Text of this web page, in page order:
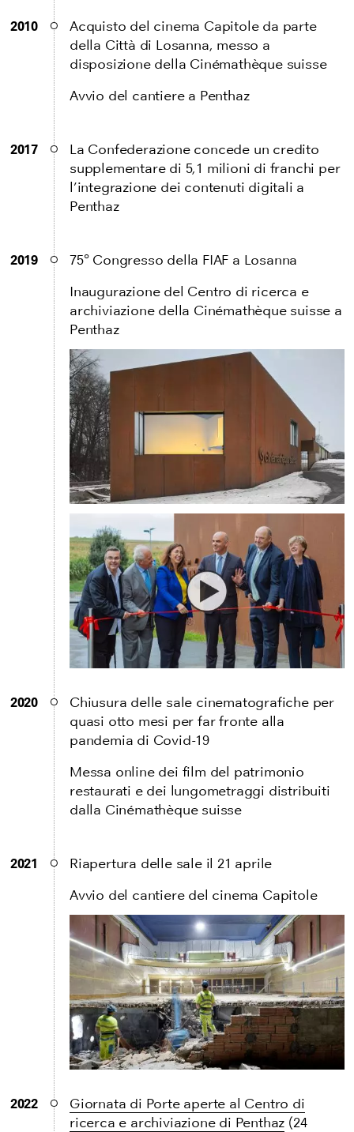
2010
Acquisto del cinema Capitole da parte
della Città di Losanna, messo a
disposizione della Cinémathèque suisse
Avvio del cantiere a Penthaz
2017
La Confederazione concede un credito
supplementare di 5,1 milioni di franchi per
l’integrazione dei contenuti digitali a
Penthaz
2019
75° Congresso della FIAF a Losanna
Inaugurazione del Centro di ricerca e
archiviazione della Cinémathèque suisse a
Penthaz
2020
Chiusura delle sale cinematografiche per
quasi otto mesi per far fronte alla
pandemia di Covid-19
Messa online dei film del patrimonio
restaurati e dei lungometraggi distribuiti
dalla Cinémathèque suisse
2021
Riapertura delle sale il 21 aprile
Avvio del cantiere del cinema Capitole
2022
Giornata di Porte aperte al Centro di
ricerca e archiviazione di Penthaz (24